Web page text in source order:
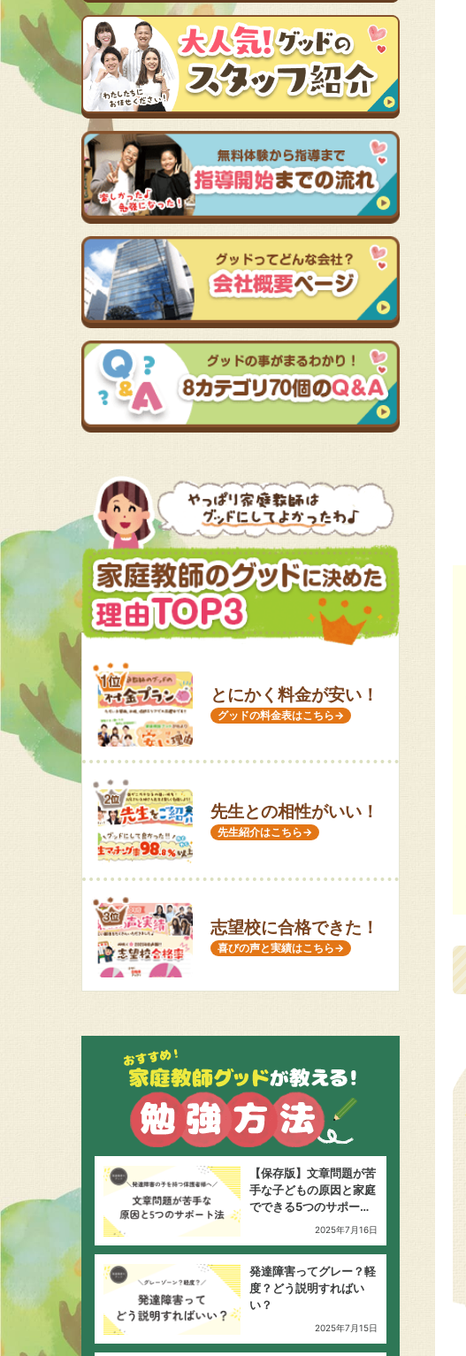
とにかく料金が安い！
グッドの料金表はこちら→
先生との相性がいい！
先生紹介はこちら→
志望校に合格できた！
喜びの声と実績はこちら→
【保存版】文章問題が苦
手な子どもの原因と家庭
でできる5つのサポート
2025年7月16日
発達障害ってグレー？軽
度？どう説明すればい
い？
2025年7月15日